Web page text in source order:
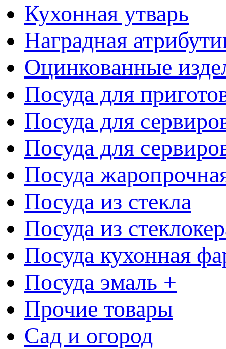
Кухонная утварь
Наградная
Оцинкованные
Посуда для
Посуда для
Посуда для
Посуда
Посуда из стекла
Посуда из
Посуда кухонная
Посуда эмаль +
Прочие товары
Сад и огород